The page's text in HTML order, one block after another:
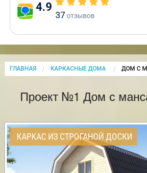
4.9
37отзывов
ГЛАВНАЯ КАРКАСНЫЕ ДОМА ДОМ С
Проект №1 Дом с
КАРКАС ИЗ СТРОГАНОЙ ДОСКИ